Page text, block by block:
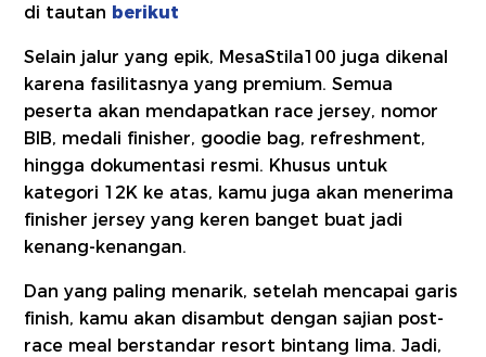
di tautan berikut
Selain jalur yang epik, MesaStila100 juga dikenal
karena fasilitasnya yang premium. Semua
peserta akan mendapatkan race jersey, nomor
BIB, medali finisher, goodie bag, refreshment,
hingga dokumentasi resmi. Khusus untuk
kategori 12K ke atas, kamu juga akan menerima
finisher jersey yang keren banget buat jadi
kenang-kenangan.
Dan yang paling menarik, setelah mencapai garis
finish, kamu akan disambut dengan sajian post-
race meal berstandar resort bintang lima. Jadi,